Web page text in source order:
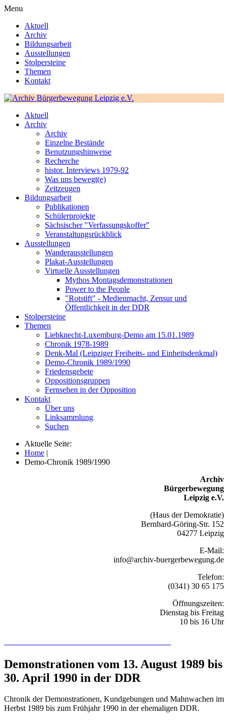
Menu
Aktuell
Archiv
Bildungsarbeit
Ausstellungen
Stolpersteine
Themen
Kontakt
Aktuell
Archiv
Archiv
Einzelne Bestände
Benutzungshinweise
Recherche
histor. Interviews 1979-92
Was uns bewegt(e)
Zeitzeugen
Bildungsarbeit
Publikationen
Schülerprojekte
Sächsischer "Verfassungskoffer"
Veranstaltungsrückblick
Ausstellungen
Wanderausstellungen
Plakat-Ausstellungen
Virtuelle Ausstellungen
Mythos Montagsdemonstrationen
Power to the People
"Rotstift" - Medienmacht, Zensur und
Öffentlichkeit in der DDR
Stolpersteine
Themen
Liebknecht-Luxemburg-Demo am 15.01.1989
Chronik 1978-1989
Denk-Mal (Leipziger Freiheits- und Einheitsdenkmal)
Demo-Chronik 1989/1990
Friedensgebete
Oppositionsgruppen
Fernsehen in der Opposition
Kontakt
Über uns
Linksammlung
Suchen
Aktuelle Seite:
Home |
Demo-Chronik 1989/1990
Archiv
Bürgerbewegung
Leipzig e.V.
(Haus der Demokratie)
Bernhard-Göring-Str. 152
04277 Leipzig
E-Mail:
info@archiv-buergerbewegung.de
Telefon:
(0341) 30 65 175
Öffnungszeiten:
Dienstag bis Freitag
10 bis 16 Uhr
Demonstrationen vom 13. August 1989 bis
30. April 1990 in der DDR
Chronik der Demonstrationen, Kundgebungen und Mahnwachen im
Herbst 1989 bis zum Frühjahr 1990 in der ehemaligen DDR.